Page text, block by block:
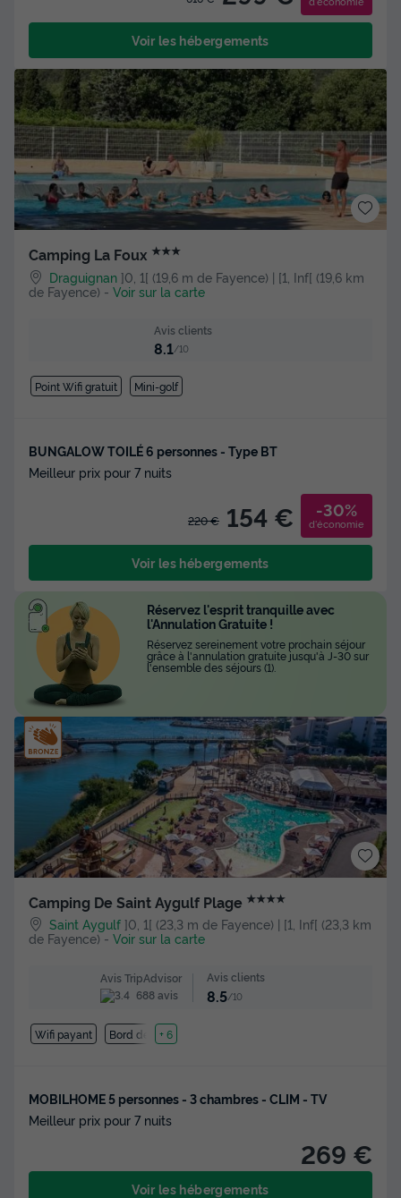
Voir les hébergements
Camping La Foux ★★★
Draguignan ]0, 1[ (19,6 m de Fayence) | [1, Inf[ (19,6 km
de Fayence) - Voir sur la carte
Avis clients
8.1/10
Point Wifi gratuit Mini-golf
BUNGALOW TOILÉ 6 personnes - Type BT
Meilleur prix pour 7 nuits
220 € 154 € -30%
d'économie
Voir les hébergements
Camping De Saint Aygulf Plage ★★★★
Saint Aygulf ]0, 1[ (23,3 m de Fayence) | [1, Inf[ (23,3 km
de Fayence) - Voir sur la carte
Avis TripAdvisor
688 avis
Avis clients
8.5/10
Wifi payant Bord de mer
+ 6
MOBILHOME 5 personnes - 3 chambres - CLIM - TV
Meilleur prix pour 7 nuits
269 €
Voir les hébergements
Réservez l'esprit tranquille avec
l'Annulation Gratuite !
Réservez sereinement votre prochain séjour
grâce à l'annulation gratuite jusqu'à J-30 sur
l'ensemble des séjours (1).